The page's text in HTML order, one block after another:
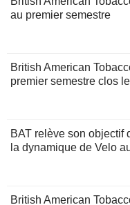
au premier semestre
British American
premier semestre clos
BAT relève son objectif
la dynamique de Velo
British American